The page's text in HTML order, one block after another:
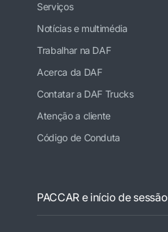
Serviços
Notícias e multimédia
Trabalhar na DAF
Acerca da DAF
Contatar a DAF Trucks
Atenção a cliente
Código de Conduta
PACCAR e início de sessão